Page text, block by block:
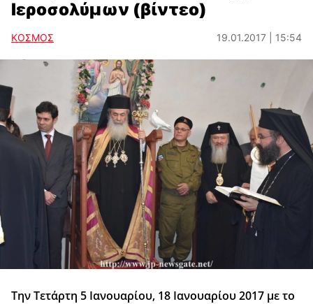
Ιεροσολύμων (βίντεο)
ΚΟΣΜΟΣ 19.01.2017 | 15:54
Την Τετάρτη 5 Ιανουαρίου, 18 Ιανουαρίου 2017 με το